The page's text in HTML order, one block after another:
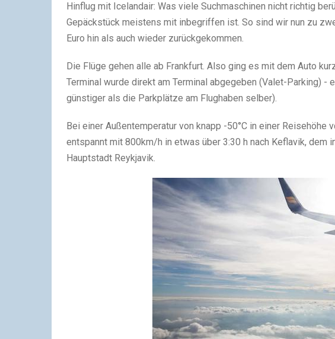
Hinflug mit Icelandair: Was viele Suchmaschinen nicht richtig
Gepäckstück meistens mit inbegriffen ist. So sind wir nun zu
Euro hin als auch wieder zurückgekommen.
Die Flüge gehen alle ab Frankfurt. Also ging es mit dem Auto
Terminal wurde direkt am Terminal abgegeben (Valet-Parking) -
günstiger als die Parkplätze am Flughaben selber).
Bei einer Außentemperatur von knapp -50°C in einer
entspannt mit 800km/h in etwas über 3:30 h nach Keflavik, dem
Hauptstadt Reykjavik.